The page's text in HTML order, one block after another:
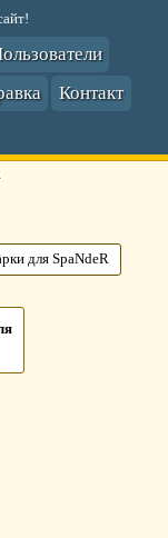
Контакт
для SpaNdeR